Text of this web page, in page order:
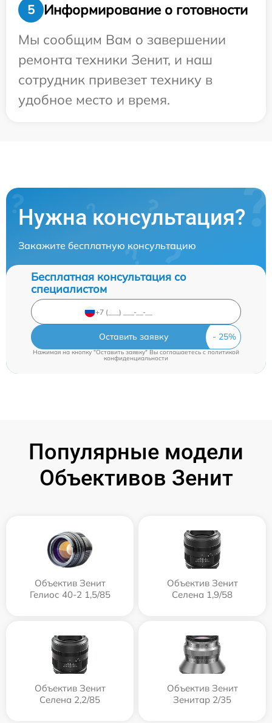
5
Информирование о готовности
Мы сообщим Вам о завершении
ремонта техники Зенит, и наш
сотрудник привезет технику в
удобное место и время.
Нужна консультация?
Закажите бесплатную консультацию
Бесплатная консультация со
специалистом
Оставить заявку
Нажимая на кнопку "Оставить заявку" Вы соглашаетесь cполитикой
конфиденциальности
Популярные модели
Объективов Зенит
Объектив Зенит
Гелиос 40-2 1,5/85
Объектив Зенит
Селена 1,9/58
Объектив Зенит
Селена 2,2/85
Объектив Зенит
Зенитар 2/35